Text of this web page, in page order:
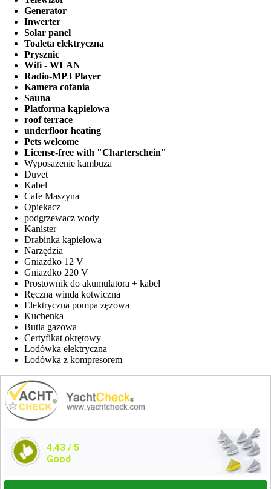
Generator
Inwerter
Solar panel
Toaleta elektryczna
Prysznic
Wifi - WLAN
Radio-MP3 Player
Kamera cofania
Sauna
Platforma kąpielowa
roof terrace
underfloor heating
Pets welcome
License-free with "Charterschein"
Wyposażenie kambuza
Duvet
Kabel
Cafe Maszyna
Opiekacz
podgrzewacz wody
Kanister
Drabinka kąpielowa
Narzędzia
Gniazdko 12 V
Gniazdko 220 V
Prostownik do akumulatora + kabel
Ręczna winda kotwiczna
Elektryczna pompa zęzowa
Kuchenka
Butla gazowa
Certyfikat okrętowy
Lodówka elektryczna
Lodówka z kompresorem
4.43 / 5
Good